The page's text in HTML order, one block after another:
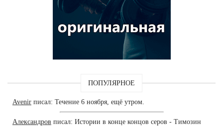
ПОПУЛЯРНОЕ
Avenir писал: Течение 6 ноября, ещё утром.
Александров писал: Истории в конце концов серов - Tимозин